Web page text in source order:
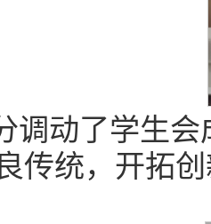
调动了学生
传统，开拓